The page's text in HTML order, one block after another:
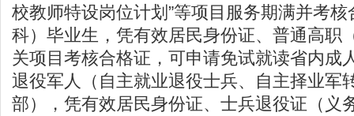
校教师特设岗位计划”等项目服务期满并考
科）毕业生，凭有效居民身份证、普通高职
关项目考核合格证，可申请免试就读省内成
退役军人（自主就业退役士兵、自主择业军
部），凭有效居民身份证、士兵退役证（义